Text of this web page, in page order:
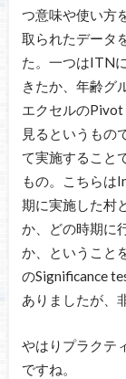
つ意味や使い方
取られたデータ
た。一つはITN
きたか、年齢グ
エクセルのPivot
見るというもの
て実施すること
もの。こちらは
期に実施した村
か、どの時期に
か、ということ
のSignificance
ありましたが、
やはりプラクテ
ですね。